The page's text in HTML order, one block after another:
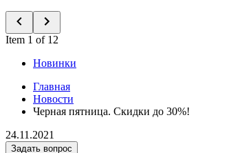
Item 1 of 12
Новинки
Главная
Новости
Черная пятница. Скидки до 30%!
24.11.2021
Задать вопрос